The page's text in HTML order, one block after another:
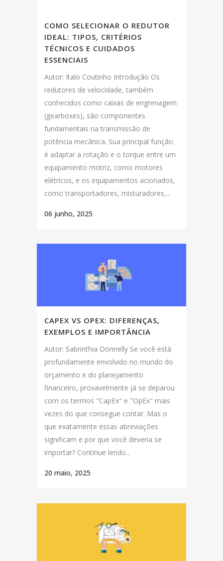
COMO SELECIONAR O REDUTOR
IDEAL: TIPOS, CRITÉRIOS
TÉCNICOS E CUIDADOS
ESSENCIAIS
Autor: Italo Coutinho Introdução Os
redutores de velocidade, também
conhecidos como caixas de engrenagem
(gearboxes), são componentes
fundamentais na transmissão de
potência mecânica. Sua principal função
é adaptar a rotação e o torque entre um
equipamento motriz, como motores
elétricos, e os equipamentos acionados,
como transportadores, misturadores,...
06 junho, 2025
CAPEX VS OPEX: DIFERENÇAS,
EXEMPLOS E IMPORTÂNCIA
Autor: Sabrinthia Donnelly Se você está
profundamente envolvido no mundo do
orçamento e do planejamento
financeiro, provavelmente já se deparou
com os termos "CapEx" e "OpEx" mais
vezes do que consegue contar. Mas o
que exatamente essas abreviações
significam e por que você deveria se
importar? Continue lendo...
20 maio, 2025